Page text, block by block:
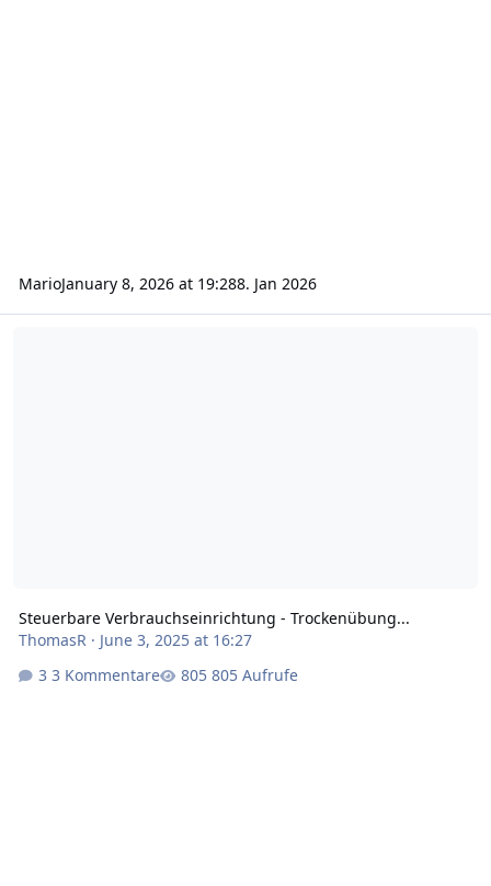
MarioJanuary 8, 2026 at 19:288. Jan 2026
Steuerbare Verbrauchseinrichtung - Trockenübung...
ThomasR· June 3, 2025 at 16:27
3 Kommentare
805 Aufrufe